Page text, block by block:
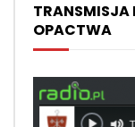
TRANSMISJA
OPACTWA